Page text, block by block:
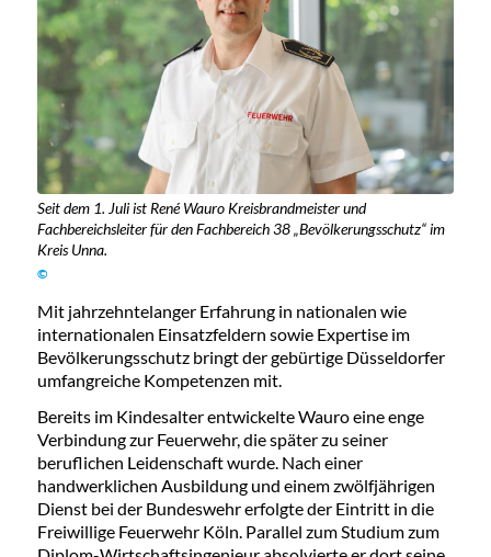
Seit dem 1. Juli ist René Wauro Kreisbrandmeister und
Fachbereichsleiter für den Fachbereich 38 „Bevölkerungsschutz“ im
Kreis Unna.
©
Mit jahrzehntelanger Erfahrung in nationalen wie
internationalen Einsatzfeldern sowie Expertise im
Bevölkerungsschutz bringt der gebürtige Düsseldorfer
umfangreiche Kompetenzen mit.
Bereits im Kindesalter entwickelte Wauro eine enge
Verbindung zur Feuerwehr, die später zu seiner
beruflichen Leidenschaft wurde. Nach einer
handwerklichen Ausbildung und einem zwölfjährigen
Dienst bei der Bundeswehr erfolgte der Eintritt in die
Freiwillige Feuerwehr Köln. Parallel zum Studium zum